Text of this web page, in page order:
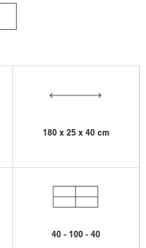
180 x 25 x 40 cm
40 - 100 - 40